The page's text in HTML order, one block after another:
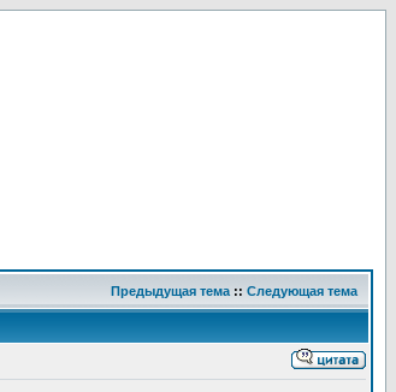
Предыдущая тема :: Следующая тема